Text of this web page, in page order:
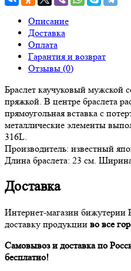
Описание
Доставка
Оплата
Гарантия и возврат
Отзывы (0)
Браслет каучуковый мужской
пряжкой. В центре браслета
прямоугольная вставка с
металлические элементы
316L.
Производитель: известный
Длина браслета: 23 см.
Доставка
Интернет-магазин бижутерии
доставку продукции во все
Самовывоз и доставка по
бесплатно!